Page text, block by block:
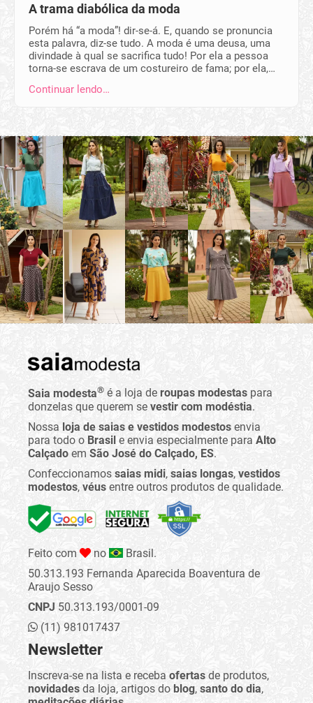
A trama diabólica da moda
Porém há “a moda”! dir-se-á. E, quando se pronuncia
esta palavra, diz-se tudo. A moda é uma deusa, uma
divindade à qual se sacrifica tudo! Por ela a pessoa
torna-se escrava de um costureiro de fama; por ela,…
Continuar lendo…
Saia modesta® é a loja de roupas modestas para
donzelas que querem se vestir com modéstia.
Nossa loja de saias e vestidos modestos envia
para todo o Brasil e envia especialmente para Alto
Calçado em São José do Calçado, ES.
Confeccionamos saias midi, saias longas, vestidos
modestos, véus entre outros produtos de qualidade.
Feito com no
Brasil.
50.313.193 Fernanda Aparecida Boaventura de
Araujo Sesso
CNPJ 50.313.193/0001-09
(11) 981017437
Newsletter
Inscreva-se na lista e receba ofertas de produtos,
novidades da loja, artigos do blog, santo do dia,